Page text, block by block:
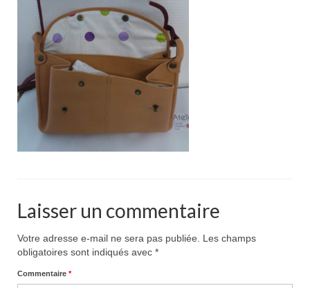
Pour acheter
Contact
Laisser un commentaire
Votre adresse e-mail ne sera pas publiée.
Les champs
obligatoires sont indiqués avec *
Commentaire *